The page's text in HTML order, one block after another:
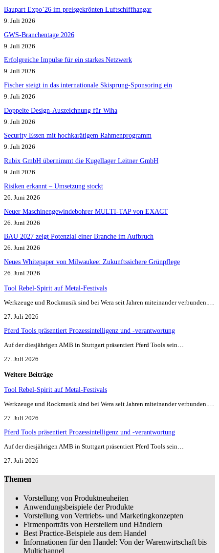
Baupart Expo’26 im preisgekrönten Luftschiffhangar
9. Juli 2026
GWS-Branchentage 2026
9. Juli 2026
Erfolgreiche Impulse für ein starkes Netzwerk
9. Juli 2026
Fischer steigt in das internationale Skisprung-Sponsoring ein
9. Juli 2026
Doppelte Design-Auszeichnung für Wiha
9. Juli 2026
Security Essen mit hochkarätigem Rahmenprogramm
9. Juli 2026
Rubix GmbH übernimmt die Kugellager Leitner GmbH
9. Juli 2026
Risiken erkannt – Umsetzung stockt
26. Juni 2026
Neuer Maschinengewindebohrer MULTI-TAP von EXACT
26. Juni 2026
BAU 2027 zeigt Potenzial einer Branche im Aufbruch​
26. Juni 2026
Neues Whitepaper von Milwaukee: Zukunftssichere Grünpflege
26. Juni 2026
Tool Rebel-Spirit auf Metal-Festivals
Werkzeuge und Rockmusik sind bei Wera seit Jahren miteinander verbunden.…
27. Juli 2026
Pferd Tools präsentiert Prozessintelligenz und -verantwortung
Auf der diesjährigen AMB in Stuttgart präsentiert Pferd Tools sein…
27. Juli 2026
Weitere Beiträge
Tool Rebel-Spirit auf Metal-Festivals
Werkzeuge und Rockmusik sind bei Wera seit Jahren miteinander verbunden.…
27. Juli 2026
Pferd Tools präsentiert Prozessintelligenz und -verantwortung
Auf der diesjährigen AMB in Stuttgart präsentiert Pferd Tools sein…
27. Juli 2026
Themen
Vorstellung von Produktneuheiten
Anwendungsbeispiele der Produkte
Vorstellung von Vertriebs- und Marketingkonzepten
Firmenporträts von Herstellern und Händlern
Best Practice-Beispiele aus dem Handel
Informationen für den Handel: Von der Warenwirtschaft bis
Multichannel